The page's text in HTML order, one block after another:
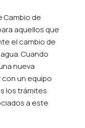
Cambio de
aquellos que
el cambio de
Cuando
nueva
un equipo
los trámites
a este